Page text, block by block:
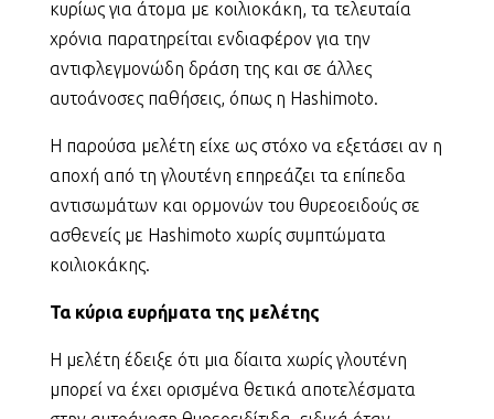
κυρίως για άτομα με κοιλιοκάκη, τα τελευταία
χρόνια παρατηρείται ενδιαφέρον για την
αντιφλεγμονώδη δράση της και σε άλλες
αυτοάνοσες παθήσεις, όπως η Hashimoto.
Η παρούσα μελέτη είχε ως στόχο να εξετάσει αν η
αποχή από τη γλουτένη επηρεάζει τα επίπεδα
αντισωμάτων και ορμονών του θυρεοειδούς σε
ασθενείς με Hashimoto χωρίς συμπτώματα
κοιλιοκάκης.
Τα κύρια ευρήματα της μελέτης
Η μελέτη έδειξε ότι μια δίαιτα χωρίς γλουτένη
μπορεί να έχει ορισμένα θετικά αποτελέσματα